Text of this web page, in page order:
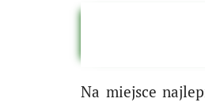
Na miejsce